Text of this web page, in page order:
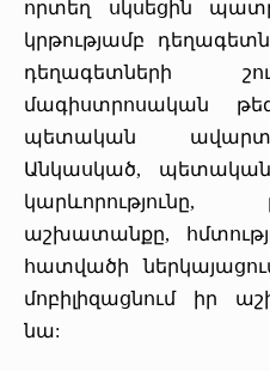
որտեղ սկսեցին
կրթությամբ
դեղագետների
մագիստրոսական
պետական
Անկասկած, պետական
աշխատանքը,
հատվածի
մոբիլիզացնում իր
նա: